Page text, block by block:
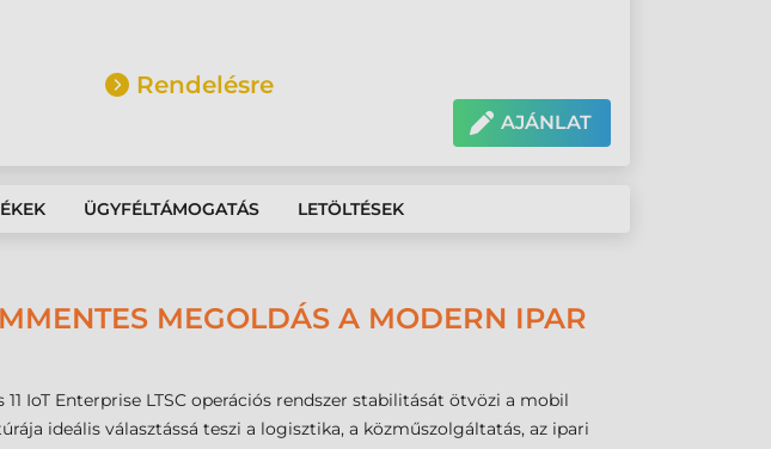
Rendelésre
AJÁNLAT
ÜGYFÉLTÁMOGATÁS LETÖLTÉSEK
MEGOLDÁS A MODERN IPAR
IoT Enterprise LTSC operációs rendszer stabilitását ötvözi a mobil
ideális választássá teszi a logisztika, a közműszolgáltatás, az ipari